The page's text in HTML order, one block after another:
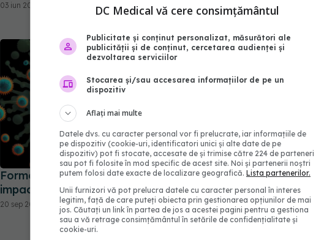
03 iun 2026, 22:38
Formele ușoare de COVID-19,
impact asupra inimii
20 sep 2025, 20:17
Ai rămas fără miros după
COVID? Cât timp
problema
25 sep 2025, 22:40
DC Medical vă cere consimțământul
Publicitate și conținut personalizat, măsurători ale
publicității și de conținut, cercetarea audienței și
dezvoltarea serviciilor
Stocarea și/sau accesarea informațiilor de pe un
dispozitiv
Aflați mai multe
Datele dvs. cu caracter personal vor fi prelucrate, iar informațiile de
pe dispozitiv (cookie-uri, identificatori unici și alte date de pe
dispozitiv) pot fi stocate, accesate de și trimise către 224 de parteneri
sau pot fi folosite în mod specific de acest site. Noi și partenerii noștri
putem folosi date exacte de localizare geografică. Lista partenerilor.
Unii furnizori vă pot prelucra datele cu caracter personal în interes
legitim, față de care puteți obiecta prin gestionarea opțiunilor de mai
jos. Căutați un link în partea de jos a acestei pagini pentru a gestiona
sau a vă retrage consimțământul în setările de confidențialitate și
cookie-uri.